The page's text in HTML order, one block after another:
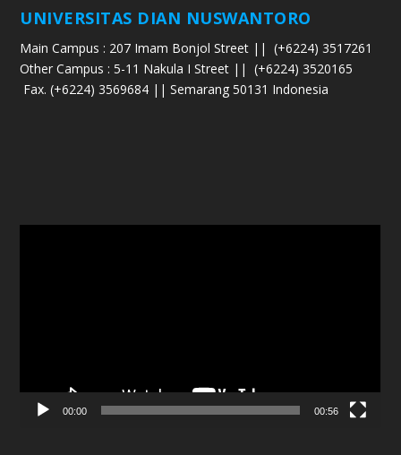
UNIVERSITAS DIAN NUSWANTORO
Main Campus : 207 Imam Bonjol Street || (+6224) 3517261
Other Campus : 5-11 Nakula I Street || (+6224) 3520165
Fax. (+6224) 3569684 || Semarang 50131 Indonesia
00:00 00:56